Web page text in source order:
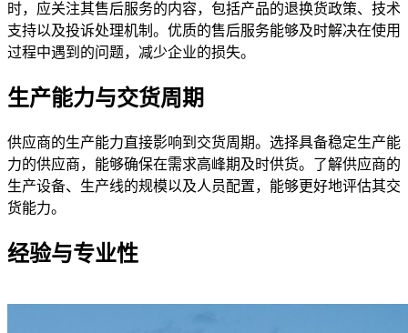
时，应关注其售后服务的内容，包括产品的退换货政策、技术
支持以及投诉处理机制。优质的售后服务能够及时解决在使用
过程中遇到的问题，减少企业的损失。
生产能力与交货周期
供应商的生产能力直接影响到交货周期。选择具备稳定生产能
力的供应商，能够确保在需求高峰期及时供货。了解供应商的
生产设备、生产线的规模以及人员配置，能够更好地评估其交
货能力。
经验与专业性